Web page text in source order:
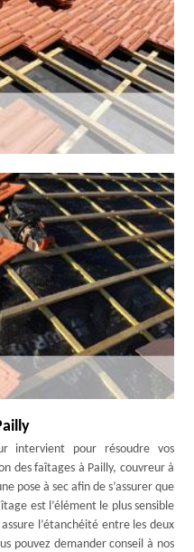
intervient pour résoudre vos
des faîtages à Pailly, couvreur à
pose à sec afin de s’assurer que
est l’élément le plus sensible
l’étanchéité entre les deux
pouvez demander conseil à nos